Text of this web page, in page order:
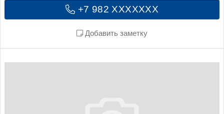
+7 982 XXXXXXX
Добавить заметку